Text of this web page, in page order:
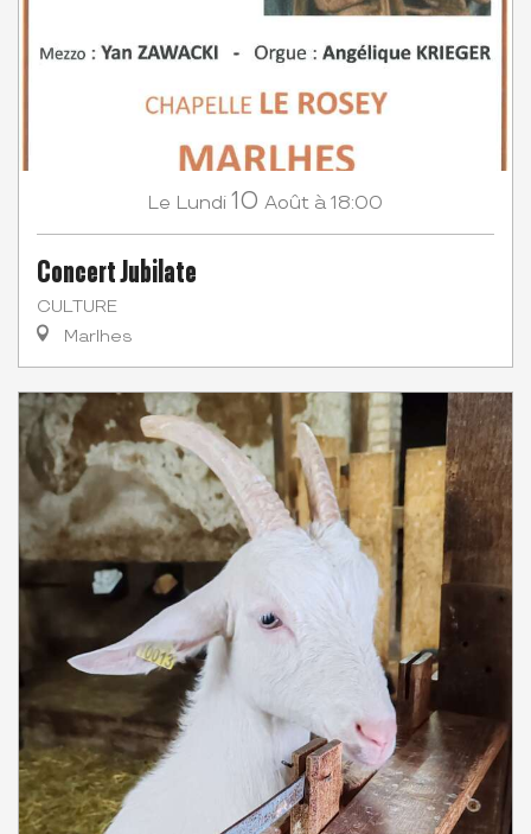
Le Lundi 10 Août à 18:00
Concert Jubilate
CULTURE
Marlhes